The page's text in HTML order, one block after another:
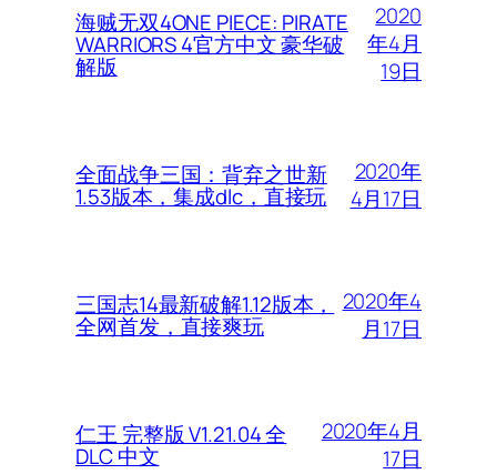
海贼无双4ONE PIECE: PIRATE
WARRIORS 4官方中文 豪华破
解版
2020
年4月
19日
全面战争三国：背弃之世新
1.53版本，集成dlc，直接玩
2020年
4月17日
三国志14最新破解1.12版本，
全网首发，直接爽玩
2020年4
月17日
仁王 完整版 V1.21.04 全
DLC 中文
2020年4月
17日